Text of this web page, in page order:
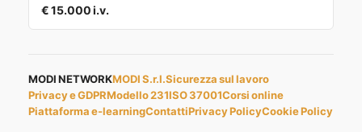
€ 15.000 i.v.
MODI NETWORKMODI S.r.l.Sicurezza sul lavoro
Privacy e GDPRModello 231ISO 37001Corsi online
Piattaforma e-learningContattiPrivacy PolicyCookie Policy